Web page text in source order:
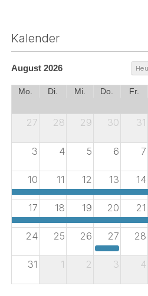
Kalender
August 2026
Mo. Di. Mi. Do. Fr.
27 28 29 30 31
3 4 5 6 7
10 11 12 13 14
17 18 19 20 21
24 25 26 27 28
31 1 2 3 4